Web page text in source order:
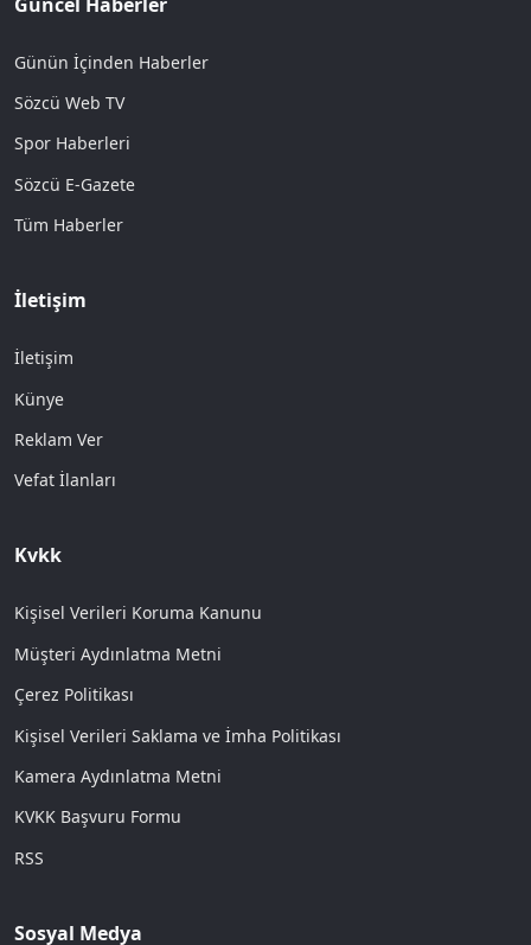
Günün İçinden Haberler
Sözcü Web TV
Spor Haberleri
Sözcü E-Gazete
Tüm Haberler
İletişim
İletişim
Künye
Reklam Ver
Vefat İlanları
Kvkk
Kişisel Verileri Koruma Kanunu
Müşteri Aydınlatma Metni
Çerez Politikası
Kişisel Verileri Saklama ve İmha Politikası
Kamera Aydınlatma Metni
KVKK Başvuru Formu
RSS
Sosyal Medya